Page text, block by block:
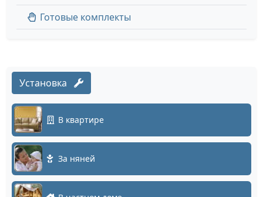
Готовые комплекты
Установка
В квартире
За няней